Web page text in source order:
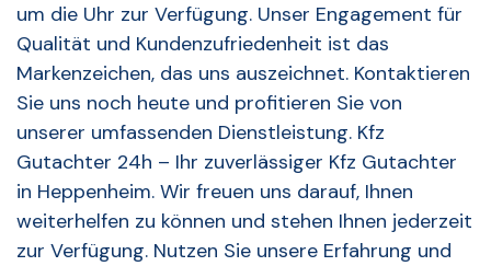
um die Uhr zur Verfügung. Unser Engagement für
Qualität und Kundenzufriedenheit ist das
Markenzeichen, das uns auszeichnet. Kontaktieren
Sie uns noch heute und profitieren Sie von
unserer umfassenden Dienstleistung. Kfz
Gutachter 24h – Ihr zuverlässiger Kfz Gutachter
in Heppenheim. Wir freuen uns darauf, Ihnen
weiterhelfen zu können und stehen Ihnen jederzeit
zur Verfügung. Nutzen Sie unsere Erfahrung und